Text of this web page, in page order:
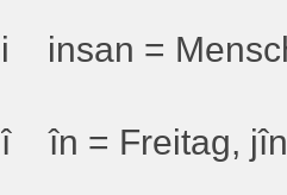
i insan =
î în = Freitag, jîn